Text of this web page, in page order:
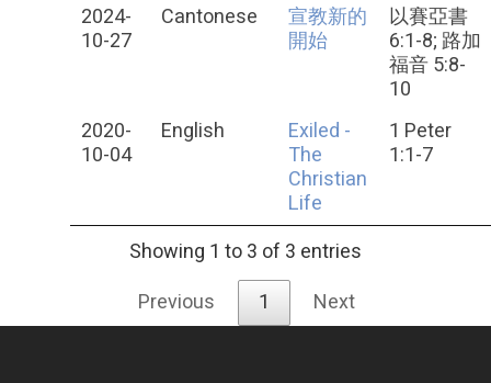
2024-
10-27
Cantonese
宣教新的
開始
以賽亞書
6:1-8; 路加
福音 5:8-
10
2020-
10-04
English
Exiled -
The
Christian
Life
1 Peter
1:1-7
Showing 1 to 3 of 3 entries
Previous
1 Next